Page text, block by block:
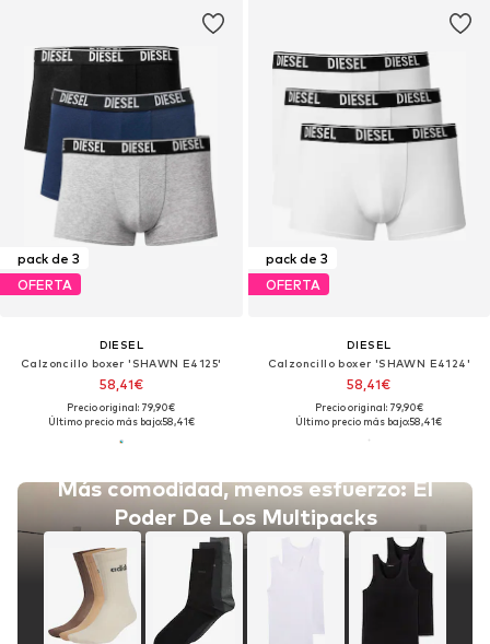
pack de 3
OFERTA
DIESEL
Calzoncillo boxer 'SHAWN E4125'
58,41€
Precio original: 79,90€
Último precio más bajo:58,41€
pack de 3
OFERTA
DIESEL
Calzoncillo boxer 'SHAWN E4124'
58,41€
Precio original: 79,90€
Último precio más bajo:58,41€
Más comodidad, menos esfuerzo: El
Poder De Los Multipacks